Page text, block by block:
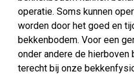
operatie. Soms kunnen
worden door het goed en
bekkenbodem. Voor een
onder andere de hierboven
terecht bij onze